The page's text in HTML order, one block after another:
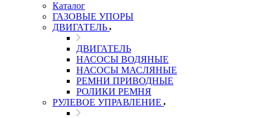
Каталог
ГАЗОВЫЕ УПОРЫ
ДВИГАТЕЛЬ
ДВИГАТЕЛЬ
НАСОСЫ ВОДЯНЫЕ
НАСОСЫ МАСЛЯНЫЕ
РЕМНИ ПРИВОДНЫЕ
РОЛИКИ РЕМНЯ
РУЛЕВОЕ УПРАВЛЕНИЕ